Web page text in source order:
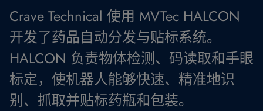
Crave Technical 使用 MVTec HALCON
开发了药品自动分发与贴标系统。
HALCON 负责物体检测、码读取和手眼
标定，使机器人能够快速、精准地识
别、抓取并贴标药瓶和包装。